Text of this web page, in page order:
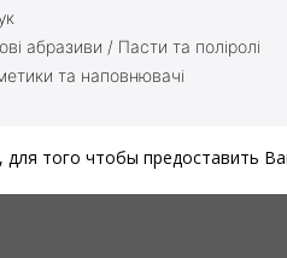
абразиви / Пасти та поліролі
та наповнювачі
матеріал
того чтобы предоставить